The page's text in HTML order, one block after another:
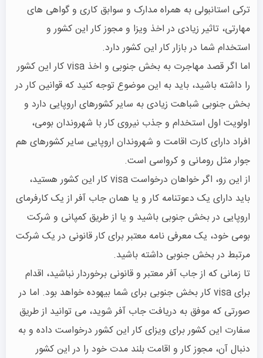
ترکی استانبولی به همراه مدارک و سوابق کاری و گواهی های
مهارتی، تاثیر زیادی در اخذ ویزا و مجوز کار این کشور و
استخدام شما در بازار کار این کشور دارد.
اما اگر قصد مهاجرت به بخش جنوبی و اخذ visa کار این کشور
را داشته باشید، باید به این موضوع توجه کنید که قوانین کار در
بخش جنوبی شباهت زیادی به سایر کشورهای اروپایی دارد و
اولویت اول استخدام و جذب نیروی کار با شهروندان بومی،
افراد دارای کارت اقامت و شهروندان اروپایی سایر کشورهای هم
جوار مثل رومانی و کرواسی است.
از این رو، اگر خواهان درخواست visa کار این کشور هستید،
باید دارای یک دعوتنامه کار و یا همان جاب آفر از یک کارفرمای
اروپایی در بخش جنوبی باشید و یا از طریق کمپانی و شرکت
بومی خود، یک معرفی نامه معتبر برای کار قانونی در یک شرکت
مرتبط در بخش جنوبی داشته باشید.
تا زمانی که از جاب آفر معتبر و قانونی برخوردار نباشید، اقدام
برای visa کار بخش جنوبی برای شما بیهوده خواهد بود. اما در
صورتی که موفق به دریافت جاب آفر شوید، می توانید از طریق
سفارت این کشور برای ویزای کار این کشور درخواست داده و به
دنبال آن، مجوز کار و اقامت بلند مدت خود را در این کشور